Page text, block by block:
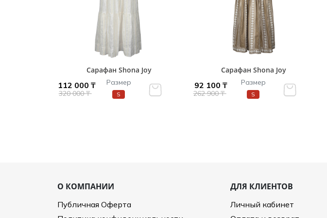
Сарафан Shona Joy
112 000 ₸
320 000 ₸
Размер
S
Сарафан Shona Joy
92 100 ₸
262 900 ₸
Размер
S
О КОМПАНИИ
Публичная Оферта
ДЛЯ КЛИЕНТОВ
Личный кабинет